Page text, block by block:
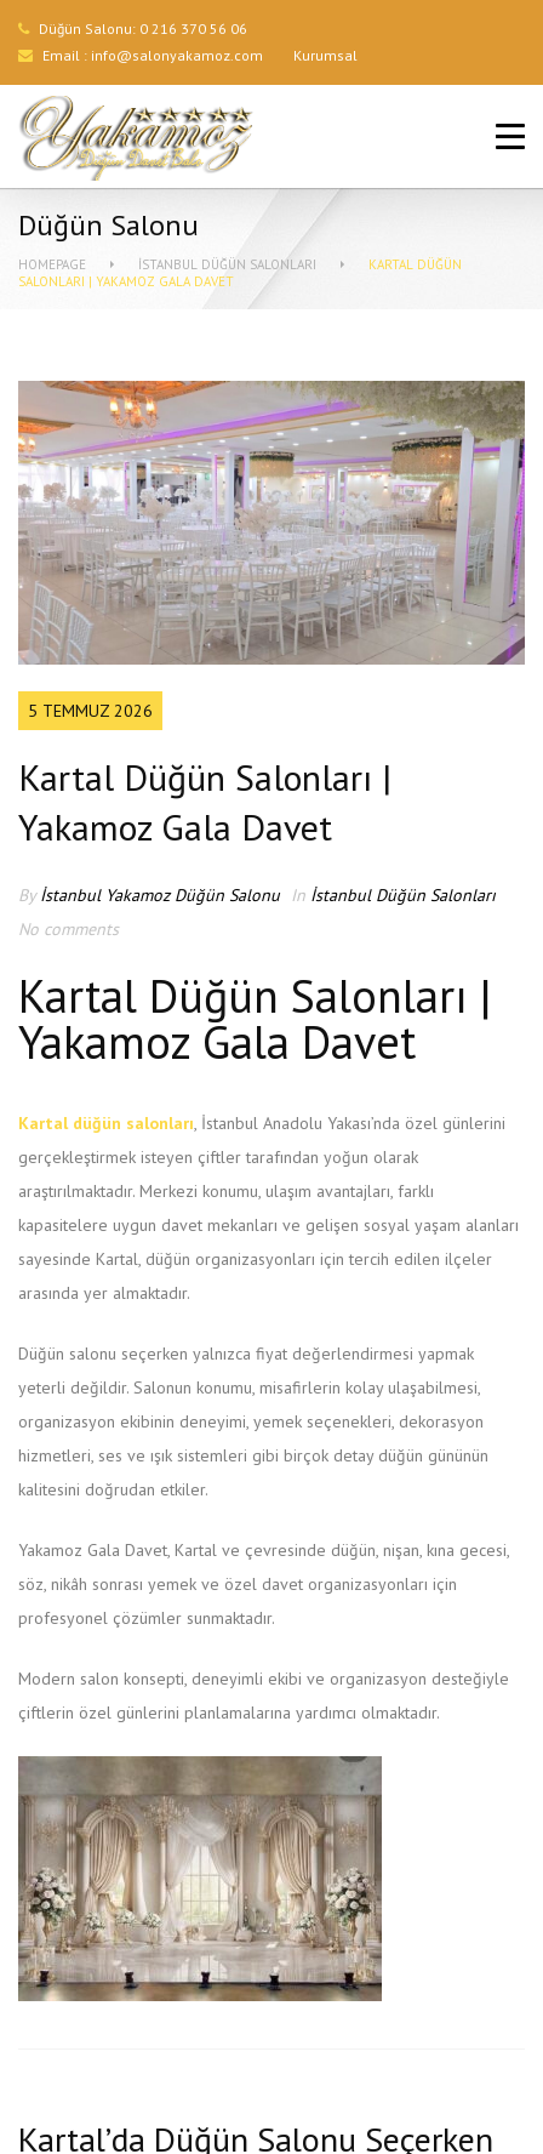
Düğün Salonu: 0 216 370 56 06
Email : info@salonyakamoz.com Kurumsal
ANA SAYFA
HIZMETLERIMIZ
GALERI
İLETIŞIM
Düğün Salonu
HOMEPAGE İSTANBUL DÜĞÜN SALONLARI
KARTAL DÜĞÜN
SALONLARI | YAKAMOZ GALA DAVET
5 TEMMUZ 2026
Kartal Düğün Salonları |
Yakamoz Gala Davet
Byİstanbul Yakamoz Düğün Salonu In İstanbul Düğün Salonları
No comments
Kartal Düğün Salonları |
Yakamoz Gala Davet
Kartal düğün salonları, İstanbul Anadolu Yakası’nda özel günlerini
gerçekleştirmek isteyen çiftler tarafından yoğun olarak
araştırılmaktadır. Merkezi konumu, ulaşım avantajları, farklı
kapasitelere uygun davet mekanları ve gelişen sosyal yaşam alanları
sayesinde Kartal, düğün organizasyonları için tercih edilen ilçeler
arasında yer almaktadır.
Düğün salonu seçerken yalnızca fiyat değerlendirmesi yapmak
yeterli değildir. Salonun konumu, misafirlerin kolay ulaşabilmesi,
organizasyon ekibinin deneyimi, yemek seçenekleri, dekorasyon
hizmetleri, ses ve ışık sistemleri gibi birçok detay düğün gününün
kalitesini doğrudan etkiler.
Yakamoz Gala Davet, Kartal ve çevresinde düğün, nişan, kına gecesi,
söz, nikâh sonrası yemek ve özel davet organizasyonları için
profesyonel çözümler sunmaktadır.
Modern salon konsepti, deneyimli ekibi ve organizasyon desteğiyle
çiftlerin özel günlerini planlamalarına yardımcı olmaktadır.
Kartal’da Düğün Salonu Seçerken